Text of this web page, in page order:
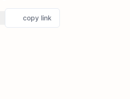
copy link